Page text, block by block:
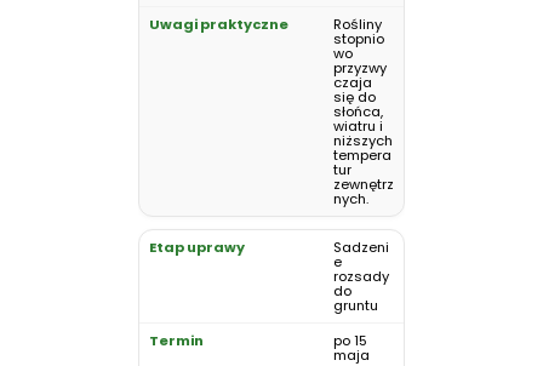
Rośliny
stopnio
wo
przyzwy
czaja
się do
słońca,
wiatru i
niższych
tempera
tur
zewnętrz
nych.
Sadzeni
e
rozsady
do
gruntu
po 15
maja